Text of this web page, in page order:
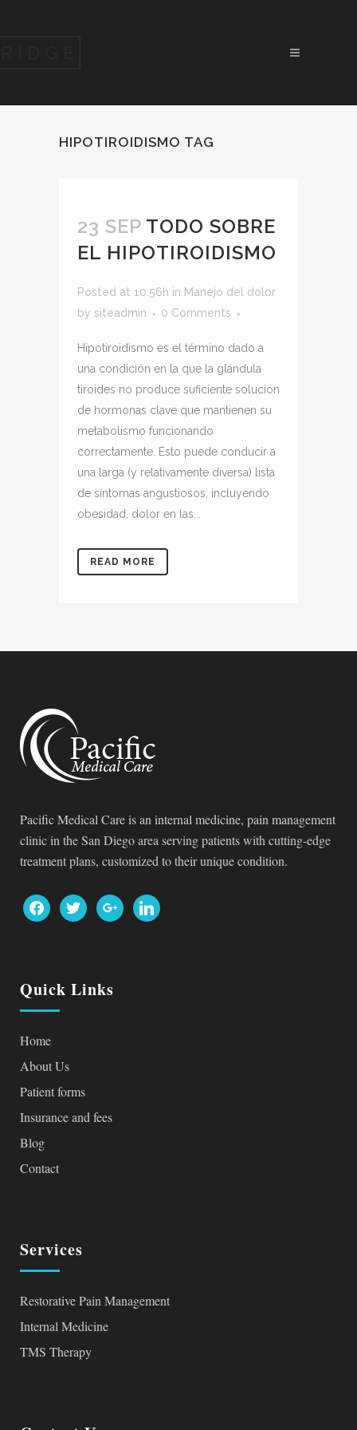
HIPOTIROIDISMO TAG
23 SEP TODO SOBRE
EL HIPOTIROIDISMO
Posted at 10:56h in Manejo del dolor
by siteadmin 0 Comments
Hipotiroidismo es el término dado a
una condición en la que la glándula
tiroides no produce suficiente solución
de hormonas clave que mantienen su
metabolismo funcionando
correctamente. Esto puede conducir a
una larga (y relativamente diversa) lista
de síntomas angustiosos, incluyendo
obesidad, dolor en las...
READ MORE
Pacific Medical Care is an internal medicine, pain management
clinic in the San Diego area serving patients with cutting-edge
treatment plans, customized to their unique condition.
facebooktwitter googlelinkedin
Quick Links
Home
About Us
Patient forms
Insurance and fees
Blog
Contact
Services
Restorative Pain Management
Internal Medicine
TMS Therapy